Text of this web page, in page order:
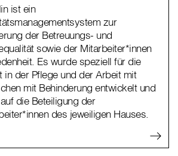
ist ein
zur
der Betreuungs- und
sowie der Mitarbeiter*innen
Es wurde speziell für die
in der Pflege und der Arbeit mit
mit Behinderung entwickelt und
die Beteiligung der
des jeweiligen Hauses.